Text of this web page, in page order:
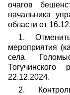
очагов
начальника
области от 16
1.
мероприятия
села
22.12.2024.
2.